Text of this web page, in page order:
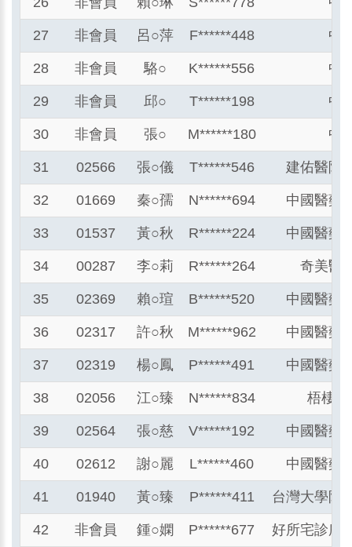
27 非會員 呂○萍 F******448 中
28 非會員 駱○ K******556 中
29 非會員 邱○ T******198 中
30 非會員 張○ M******180 中
31 02566 張○儀 T******546 建佑醫院
32 01669 秦○孺 N******694 中國醫藥
33 01537 黃○秋 R******224 中國醫藥
34 00287 李○莉 R******264 奇美醫
35 02369 賴○瑄 B******520 中國醫藥
36 02317 許○秋 M******962 中國醫藥
37 02319 楊○鳳 P******491 中國醫藥
38 02056 江○臻 N******834 梧棲
39 02564 張○慈 V******192 中國醫藥
40 02612 謝○麗 L******460 中國醫藥
41 01940 黃○臻 P******411 台灣大學附
42 非會員 鍾○嫻 P******677 好所宅診所